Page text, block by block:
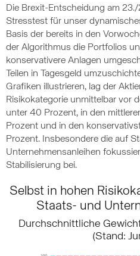
Die Brexit-Entscheidung am
Stresstest für unser
Basis der bereits in den
der Algorithmus die Portfolios
konservativere Anlagen
Teilen in Tagesgeld
Grafiken illustrieren, lag der
Risikokategorie unmittelbar vor
unter 40 Prozent, in den
Prozent und in den
Prozent. Insbesondere die auf
Unternehmensanleihen
Stabilisierung bei.
Selbst in hohen
Staats- und
Durchschnittliche
(Stand: